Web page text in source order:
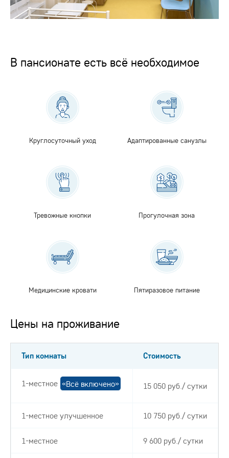
В пансионате есть всё необходимое
Круглосуточный уход Адаптированные санузлы
Тревожные кнопки Прогулочная зона
Медицинские кровати Пятиразовое питание
Цены на проживание
Тип комнаты Стоимость
1-местное «Всё включено» 15 050 руб./ сутки
1-местное улучшенное 10 750 руб./ сутки
1-местное 9 600 руб./ сутки